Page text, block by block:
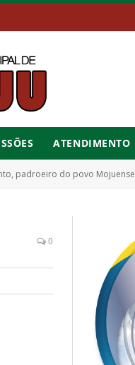
ATENDIMENTO
padroeiro do povo Mojuense
0